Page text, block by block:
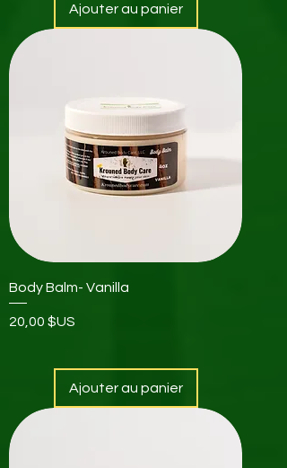
Ajouter au panier
Body Balm- Vanilla
Prix
20,00 $US
Ajouter au panier